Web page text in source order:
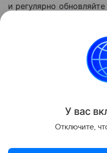
и регулярно
«Данная информация
информационный
и не является
У вас
Отключите,